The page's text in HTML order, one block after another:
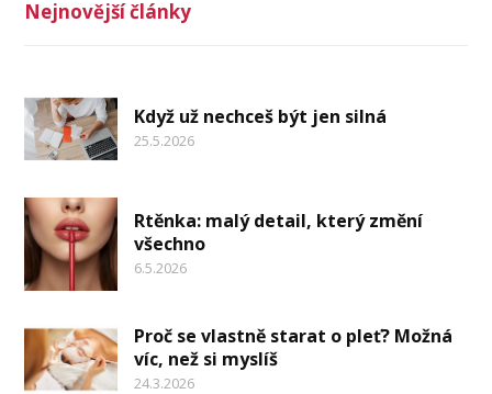
Nejnovější články
Když už nechceš být jen silná
25.5.2026
Rtěnka: malý detail, který změní
všechno
6.5.2026
Proč se vlastně starat o pleť? Možná
víc, než si myslíš
24.3.2026